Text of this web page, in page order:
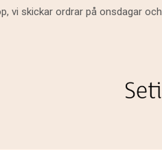
vi skickar ordrar på onsdagar och